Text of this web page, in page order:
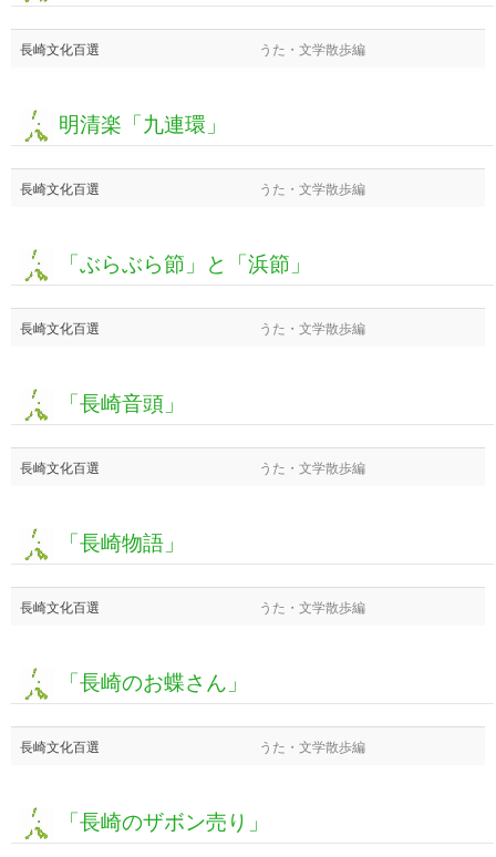
長崎文化百選 うた・文学散歩編
明清楽「九連環」
長崎文化百選 うた・文学散歩編
「ぶらぶら節」と「浜節」
長崎文化百選 うた・文学散歩編
「長崎音頭」
長崎文化百選 うた・文学散歩編
「長崎物語」
長崎文化百選 うた・文学散歩編
「長崎のお蝶さん」
長崎文化百選 うた・文学散歩編
「長崎のザボン売り」